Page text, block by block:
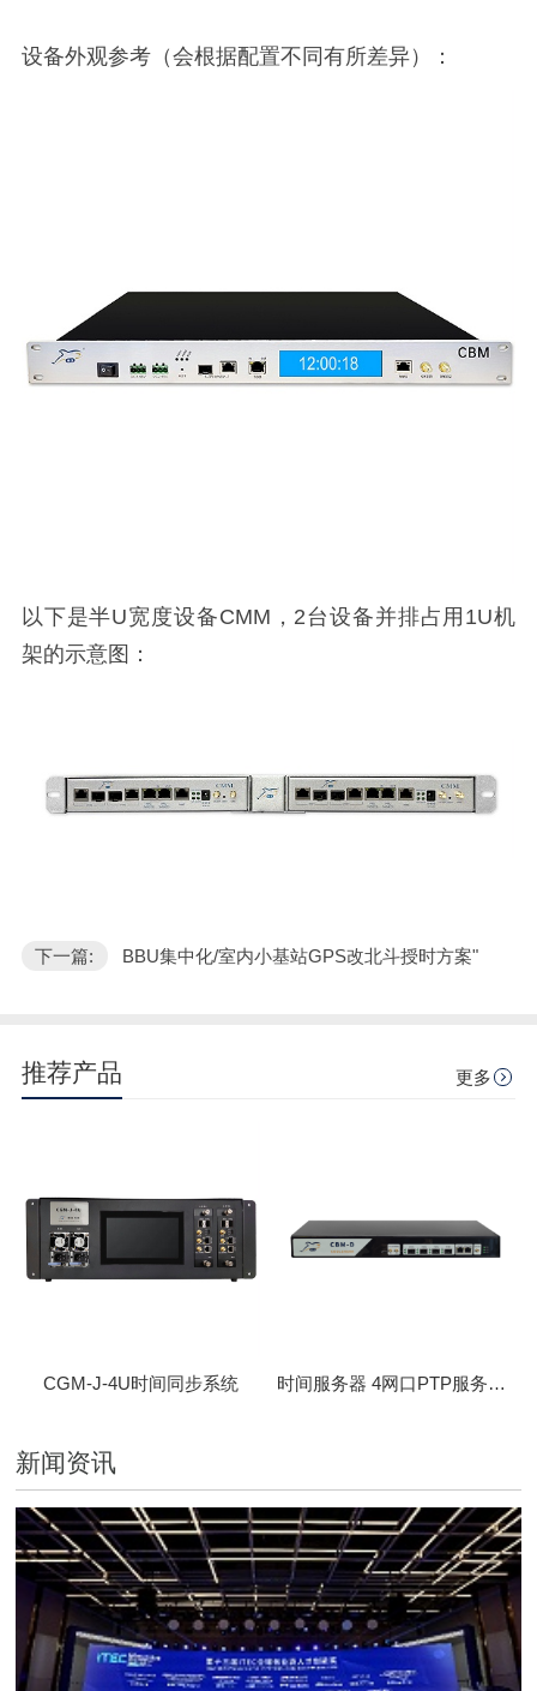
设备外观参考（会根据配置不同有所差异）：
以下是半U宽度设备CMM ， 2台设备并排占用 1U机
架的示意图：
下一篇: BBU集中化/室内小基站GPS改北斗授时方案"
推荐产品 更多
CGM-J-4U时间同步系统 时间服务器 4网口PTP服务器 CBM-D-40
新闻资讯